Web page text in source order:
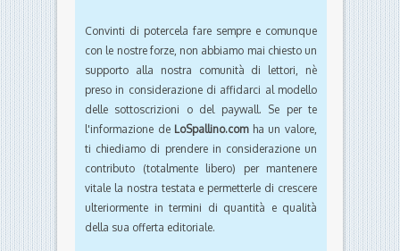
Convinti di potercela fare sempre e comunque
con le nostre forze, non abbiamo mai chiesto un
supporto alla nostra comunità di lettori, nè
preso in considerazione di affidarci al modello
delle sottoscrizioni o del paywall. Se per te
l'informazione de LoSpallino.comha un valore,
ti chiediamo di prendere in considerazione un
contributo (totalmente libero) per mantenere
vitale la nostra testata e permetterle di crescere
ulteriormente in termini di quantità e qualità
della sua offerta editoriale.